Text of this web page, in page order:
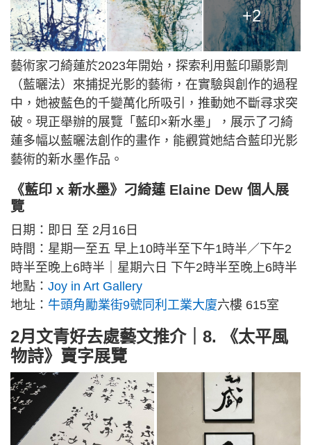
+2
藝術家刁綺蓮於2023年開始，探索利用藍印顯影劑
（藍曬法）來捕捉光影的藝術，在實驗與創作的過程
中，她被藍色的千變萬化所吸引，推動她不斷尋求突
破。現正舉辦的展覽「藍印×新水墨」，展示了刁綺
蓮多幅以藍曬法創作的畫作，能觀賞她結合藍印光影
藝術的新水墨作品。
《藍印 x 新水墨》刁綺蓮 Elaine Dew 個人展
覽
日期：即日 至 2月16日
時間：星期一至五 早上10時半至下午1時半／下午2
時半至晚上6時半｜星期六日 下午2時半至晚上6時半
地點： Joy in Art Gallery
地址： 牛頭角勵業街9號同利工業大廈六樓 615室
2月文青好去處藝文推介｜8. 《太平風
物詩》賣字展覽